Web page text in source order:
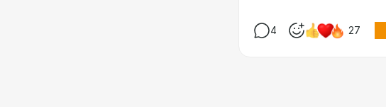
4 27